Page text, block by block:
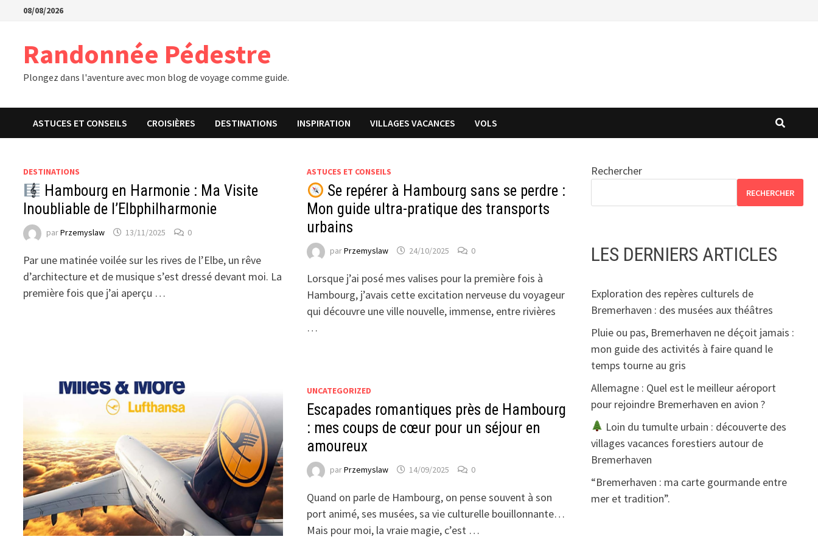
Passer08/08/2026
Randonnée Pédestre
Plongez dans l'aventure avec mon blog de voyage comme guide.
ASTUCES ET CONSEILS CROISIÈRES DESTINATIONS INSPIRATION VILLAGES VACANCES VOLS
DESTINATIONS
Hambourg en Harmonie : Ma Visite
Inoubliable de l’Elbphilharmonie
parPrzemyslaw 13/11/2025 0
Par une matinée voilée sur les rives de l’Elbe, un rêve
d’architecture et de musique s’est dressé devant moi. La
première fois que j’ai aperçu …
ASTUCES ET CONSEILS
Se repérer à Hambourg sans se perdre :
Mon guide ultra-pratique des transports
urbains
parPrzemyslaw 24/10/2025 0
Lorsque j’ai posé mes valises pour la première fois à
Hambourg, j’avais cette excitation nerveuse du voyageur
qui découvre une ville nouvelle, immense, entre rivières
…
UNCATEGORIZED
Escapades romantiques près de Hambourg
: mes coups de cœur pour un séjour en
amoureux
parPrzemyslaw 14/09/2025 0
Quand on parle de Hambourg, on pense souvent à son
port animé, ses musées, sa vie culturelle bouillonnante…
Mais pour moi, la vraie magie, c’est …
Rechercher
RECHERCHER
LES DERNIERS ARTICLES
Exploration des repères culturels de
Bremerhaven : des musées aux théâtres
Pluie ou pas, Bremerhaven ne déçoit jamais :
mon guide des activités à faire quand le
temps tourne au gris
Allemagne : Quel est le meilleur aéroport
pour rejoindre Bremerhaven en avion ?
Loin du tumulte urbain : découverte des
villages vacances forestiers autour de
Bremerhaven
“Bremerhaven : ma carte gourmande entre
mer et tradition”.